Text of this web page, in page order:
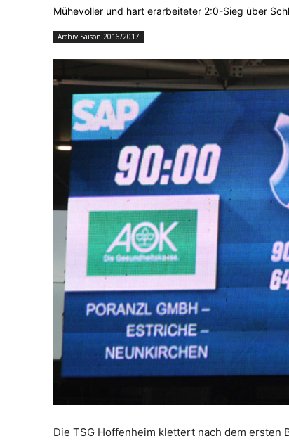
Mühevoller und hart erarbeiteter 2:0-Sieg über
Archiv Saison 2016/2017
Die TSG Hoffenheim klettert nach dem ersten